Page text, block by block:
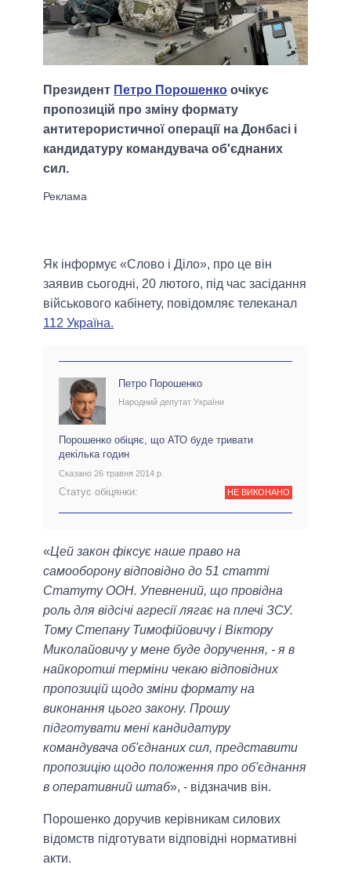
Президент Петро Порошенко очікує
пропозицій про зміну формату
антитерористичної операції на Донбасі і
кандидатуру командувача об'єднаних
сил.
Як інформує «Слово і Діло», про це він
заявив сьогодні, 20 лютого, під час засідання
військового кабінету, повідомляє телеканал
112 Україна.
Петро Порошенко
Народний депутат України
Порошенко обіцяє, що АТО буде тривати
декілька годин
Сказано 26 травня 2014 р.
Статус обіцянки: НЕ ВИКОНАНО
«Цей закон фіксує наше право на
самооборону відповідно до 51 статті
Статуту ООН. Упевнений, що провідна
роль для відсічі агресії лягає на плечі ЗСУ.
Тому Степану Тимофійовичу і Віктору
Миколайовичу у мене буде доручення, - я в
найкоротші терміни чекаю відповідних
пропозицій щодо зміни формату на
виконання цього закону. Прошу
підготувати мені кандидатуру
командувача об'єднаних сил, представити
пропозицію щодо положення про об'єднання
в оперативний штаб», - відзначив він.
Порошенко доручив керівникам силових
відомств підготувати відповідні нормативні
акти.